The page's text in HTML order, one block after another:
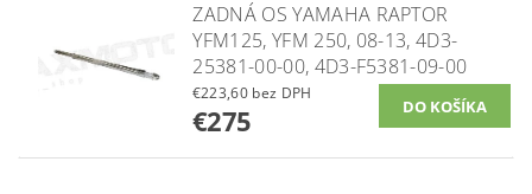
ZADNÁ OS YAMAHA RAPTOR
YFM125, YFM 250, 08-13, 4D3-
25381-00-00, 4D3-F5381-09-00
€223,60 bez DPH
€275